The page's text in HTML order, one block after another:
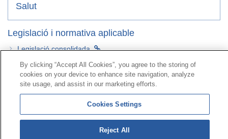
Salut
Legislació i normativa aplicable
Legislació consolidada
Contacte |Perfil del contractant|Reclamacions
Línia Universal 900 203 203
Zona Privada Comissió de
Prestacions Especials|Zona Privada Proveïdor Sanitari
© Mutua Universal 2026| Mapa del web
By clicking “Accept All Cookies”, you agree to the storing of
cookies on your device to enhance site navigation, analyze
site usage, and assist in our marketing efforts.
Cookies Settings
Reject All